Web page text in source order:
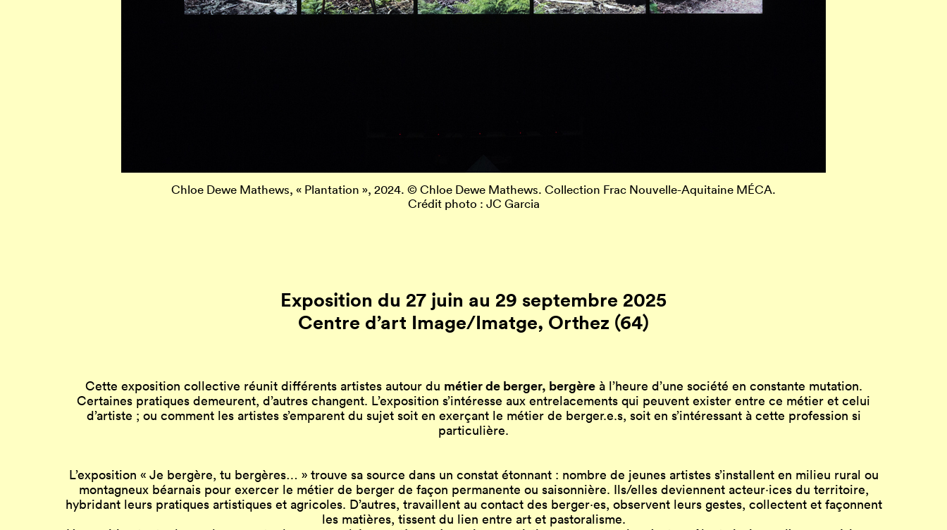
Chloe Dewe Mathews, « Plantation », 2024. © Chloe Dewe Mathews. Collection Frac Nouvelle-Aquitaine MÉCA.
Crédit photo : JC Garcia
Exposition du 27 juin au 29 septembre 2025
Centre d’art Image/Imatge, Orthez (64)
Cette exposition collective réunit différents artistes autour du métier de berger, bergèreà l’heure d’une société en constante mutation.
Certaines pratiques demeurent, d’autres changent. L’exposition s’intéresse aux entrelacements qui peuvent exister entre ce métier et celui
d’artiste ; ou comment les artistes s’emparent du sujet soit en exerçant le métier de berger.e.s, soit en s’intéressant à cette profession si
particulière.
L’exposition « Je bergère, tu bergères… » trouve sa source dans un constat étonnant : nombre de jeunes artistes s’installent en milieu rural ou
montagneux béarnais pour exercer le métier de berger de façon permanente ou saisonnière. Ils/elles deviennent acteur·ices du territoire,
hybridant leurs pratiques artistiques et agricoles. D’autres, travaillent au contact des berger·es, observent leurs gestes, collectent et façonnent
les matières, tissent du lien entre art et pastoralisme.